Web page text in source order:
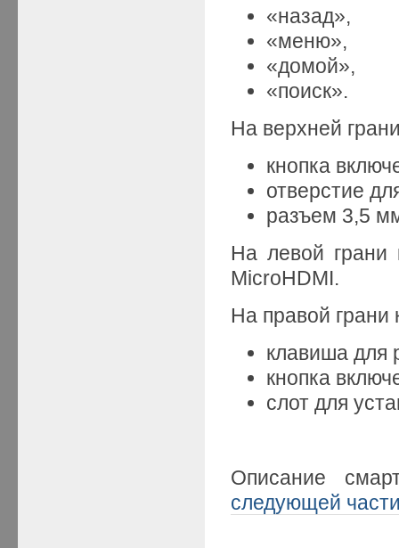
«назад»,
«меню»,
«домой»,
«поиск».
На верхней
кнопка
отверстие
разъем 3,5
На левой грани
MicroHDMI.
На правой
клавиша для
кнопка
слот для
Описание
следующей